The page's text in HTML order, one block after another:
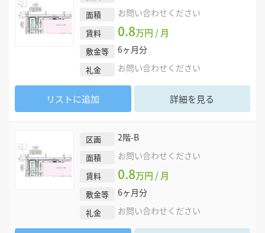
面積 お問い合わせください
賃料 0.8万円 / 月
敷金等 6ヶ月分
礼金 お問い合わせください
リストに追加 詳細を見る
区画 2階-B
面積 お問い合わせください
賃料 0.8万円 / 月
敷金等 6ヶ月分
礼金 お問い合わせください